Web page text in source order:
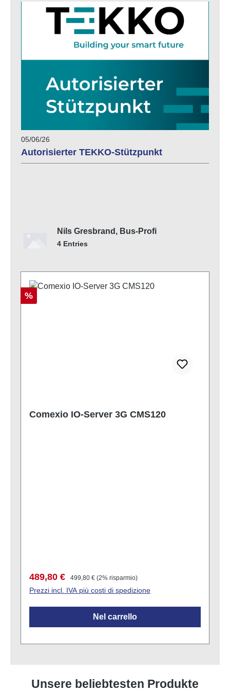
05/06/26
Autorisierter TEKKO-Stützpunkt
Nils Gresbrand, Bus-Profi
4 Entries
Sconto
%
Comexio IO-Server 3G CMS120
Prezzo di vendita:
489,80 € Prezzo normale:
499,80 € (2% risparmio)
Prezzi incl. IVA più costi di spedizione
Nel carrello
Unsere beliebtesten Produkte